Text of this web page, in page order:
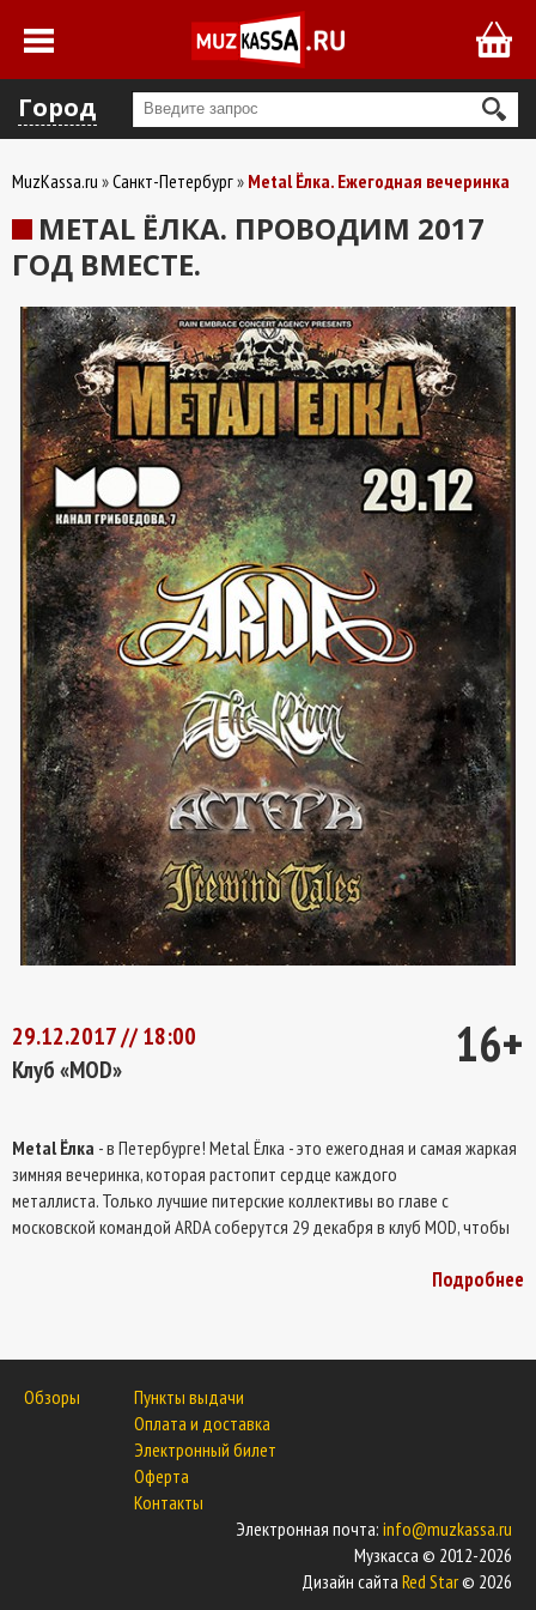
Город
MuzKassa.ru Санкт-Петербург Metal Ёлка. Ежегодная вечеринка
METAL ЁЛКА. ПРОВОДИМ 2017
ГОД ВМЕСТЕ.
16+
29.12.2017 // 18:00
Клуб «MOD»
Metal Ёлка - в Петербурге! Metal Ёлка - это ежегодная и самая жаркая
зимняя вечеринка, которая растопит сердце каждого
металлиста. Только лучшие питерские коллективы во главе с
московской командой ARDA соберутся 29 декабря в клуб MOD, чтобы
- The Rinn
Подробнее
Обзоры
Пункты выдачи
Оплата и доставка
Электронный билет
Оферта
Контакты
Электронная почта: info@muzkassa.ru
Музкасса © 2012-2026
Дизайн сайта Red Star© 2026